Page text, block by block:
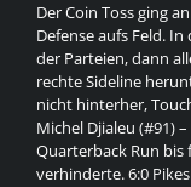
Der Coin Toss ging
Defense aufs Feld.
der Parteien, dann
rechte Sideline
nicht hinterher,
Michel Djialeu (#91)
Quarterback Run bis
verhinderte. 6:0